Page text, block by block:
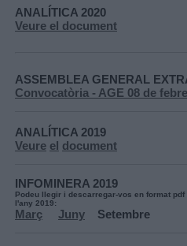
ANALÍTICA 2020
Veure el document​​​
ASSEMBLEA GENERAL
Convocatòria - AGE 08 de
ANALÍTICA 2019
Veure el document
INFOMINERA 2019
Podeu llegir i descarregar-vos en format pdf
l'any 2019:
Març Juny Setembre